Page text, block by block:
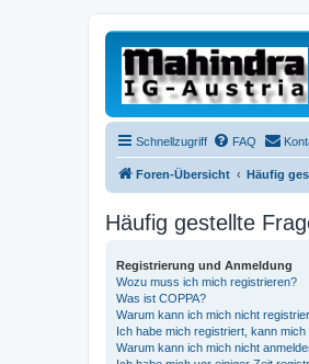
Schnellzugriff FAQ
Foren-Übersicht Häufig
Häufig gestellte
Registrierung und Anmeldung
Wozu muss ich mich registrieren?
Was ist COPPA?
Warum kann ich mich nicht
Ich habe mich registriert, kann mich
Warum kann ich mich nicht